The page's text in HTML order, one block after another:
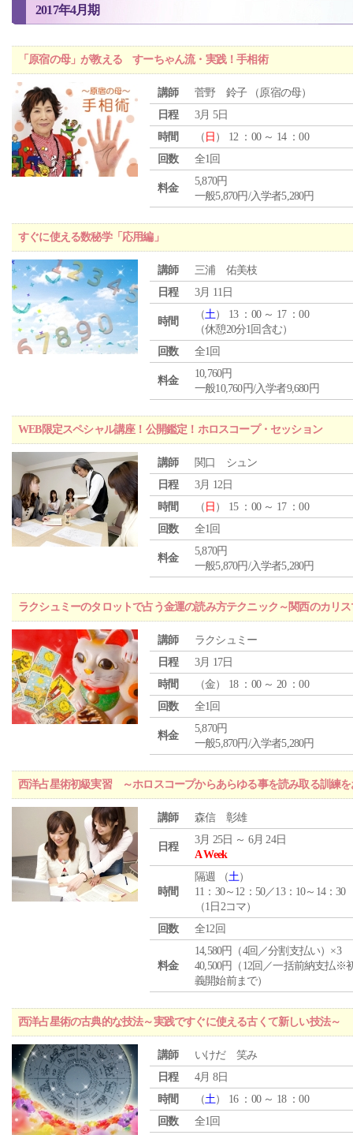
2017年4月期
「原宿の母」が教える すーちゃん流・実践！手相術
講師
菅野 鈴子 （原宿の母）
日程
3月 5日
時間
（ 日 ） 12 ：00 ～ 14 ：00
回数
全1回
料金
5,870円
一般5,870円/入学者5,280円
すぐに使える数秘学「応用編」
講師
三浦 佑美枝
日程
3月 11日
時間
（土） 13 ：00 ～ 17 ：00
（休憩20分1回含む）
回数
全1回
料金
10,760円
一般10,760円/入学者9,680円
WEB限定スペシャル講座！公開鑑定！ホロスコープ・セッション
講師
関口 シュン
日程
3月 12日
時間
（ 日 ） 15 ：00 ～ 17 ：00
回数
全1回
料金
5,870円
一般5,870円/入学者5,280円
ラクシュミーのタロットで占う金運の読み方テクニック～関西のカリ
講師
ラクシュミー
日程
3月 17日
時間
（金） 18 ：00 ～ 20 ：00
回数
全1回
料金
5,870円
一般5,870円/入学者5,280円
西洋占星術初級実習 ～ホロスコープからあらゆる事を読み取る訓練を
講師 森信 彰雄
日程
3月 25日 ～ 6月 24日
A Week
時間
隔週 （土）
11：30～12：50／13：10～14：30
（1日2コマ）
回数
全12回
料金
14,580円（4回／分割支払い）×3
40,500円（12回／一括前納支払※
義開始前まで）
西洋占星術の古典的な技法～実践ですぐに使える古くて新しい技法～
講師
いけだ 笑み
日程
4月 8日
時間
（土） 16 ：00 ～ 18 ：00
回数
全1回